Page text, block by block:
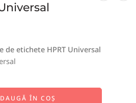
etichete HPRT Universal
ÎN COȘ